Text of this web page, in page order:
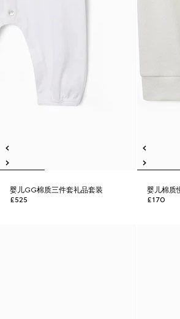
婴儿GG棉质三件套礼品套装
£525
婴儿棉质
£170